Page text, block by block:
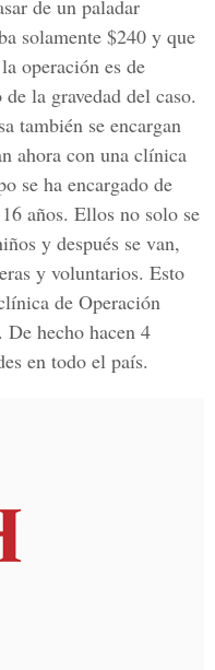
de un paladar
solamente $240 y que
operación es de
la gravedad del caso.
también se encargan
ahora con una clínica
se ha encargado de
años. Ellos no solo se
y después se van,
y voluntarios. Esto
de Operación
hecho hacen 4
en todo el país.